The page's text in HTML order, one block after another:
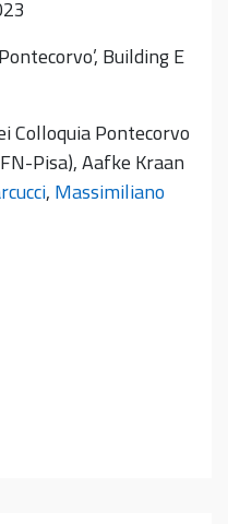
Building E
Colloquia Pontecorvo
Pisa), Aafke Kraan
, Massimiliano